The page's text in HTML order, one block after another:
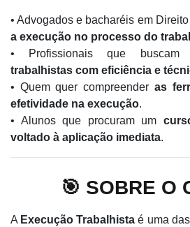
• Advogados e bacharéis em
a execução no processo do
• Profissionais que buscam
trabalhistas com eficiência e
• Quem quer compreender as
efetividade na execução.
• Alunos que procuram um
voltado à aplicação imediata.
🎯 SOBRE O
A Execução Trabalhista é uma